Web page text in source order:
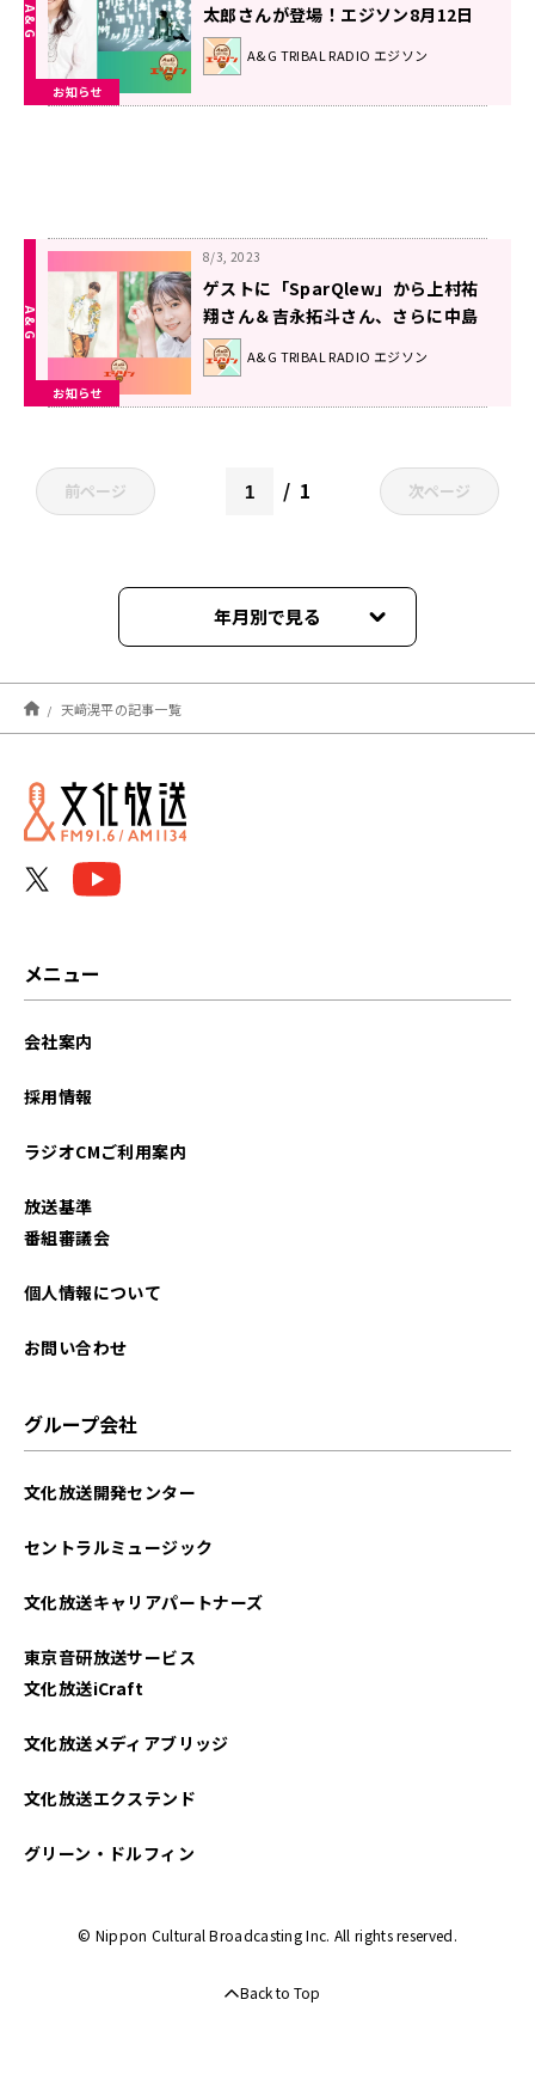
お知らせ
太郎さんが登場！エジソン8月12日
A&G TRIBAL RADIO エジソン
お知らせ
8/3, 2023
ゲストに「SparQlew」から上村祐
翔さん＆吉永拓斗さん、さらに中島
由貴さんが登場！エジソン8月5日
A&G TRIBAL RADIO エジソン
前ページ 1 次ページ
年月別で見る
2025年11月
2025年10月
2025年09月
2024年08月
2024年05月
2023年12月
2023年11月
2023年10月
天﨑滉平の記事一覧
メニュー
会社案内
採用情報
ラジオCMご利用案内
放送基準
番組審議会
個人情報について
お問い合わせ
グループ会社
文化放送開発センター
セントラルミュージック
文化放送キャリアパートナーズ
東京音研放送サービス
文化放送iCraft
文化放送メディアブリッジ
文化放送エクステンド
グリーン・ドルフィン
© Nippon Cultural Broadcasting Inc. All rights reserved.
Back to Top